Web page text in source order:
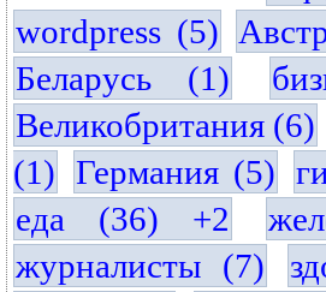
wordpress (5)
Беларусь (1)
Великобритания (6)
(1) Германия (5)
еда (36) +2
журналисты (7)